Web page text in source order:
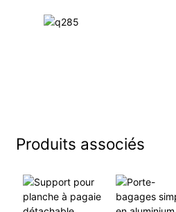
Produits associés